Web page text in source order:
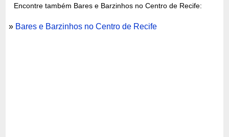
Encontre também Bares e Barzinhos no Centro de Recife:
» Bares e Barzinhos no Centro de Recife